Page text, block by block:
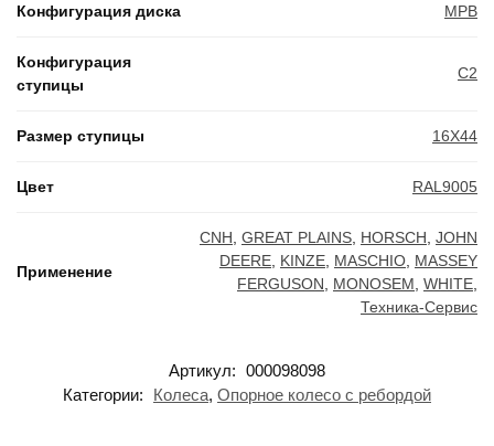
Конфигурация диска MPB
Конфигурация
ступицы
C2
Размер ступицы 16X44
Цвет RAL9005
Применение
CNH, GREAT PLAINS, HORSCH, JOHN
DEERE, KINZE, MASCHIO, MASSEY
FERGUSON, MONOSEM, WHITE,
Техника-Сервис
Артикул: 000098098
Категории:
Колеса, Опорное колесо с ребордой